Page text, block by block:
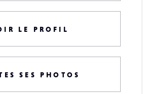
LE PROFIL
SES PHOTOS